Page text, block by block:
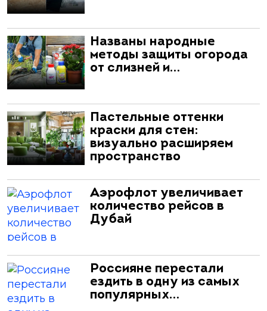
Названы народные
методы защиты огорода
от слизней и…
Пастельные оттенки
краски для стен:
визуально расширяем
пространство
Аэрофлот увеличивает
количество рейсов в
Дубай
Россияне перестали
ездить в одну из самых
популярных…